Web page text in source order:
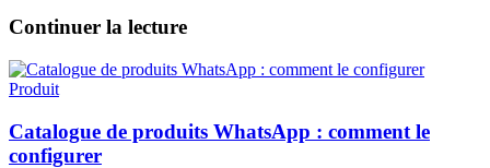
Continuer la lecture
Produit
Catalogue de produits WhatsApp : comment le
configurer